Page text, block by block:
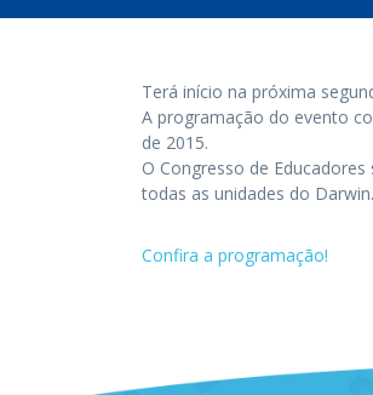
Terá início na próxima
A programação do evento
de 2015.
O Congresso de
todas as unidades do Darwin.
Confira a programação!